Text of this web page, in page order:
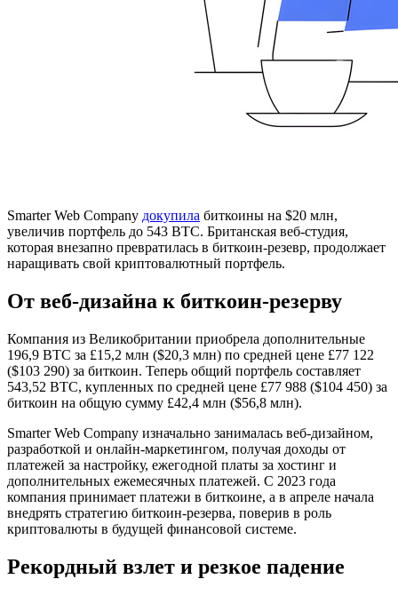
Smarter Web Company докупила биткоины на $20 млн,
увеличив портфель до 543 BTC. Британская веб-студия,
которая внезапно превратилась в биткоин-резевр, продолжает
наращивать свой криптовалютный портфель.
От веб-дизайна к биткоин-резерву
Компания из Великобритании приобрела дополнительные
196,9 BTC за £15,2 млн ($20,3 млн) по средней цене £77 122
($103 290) за биткоин. Теперь общий портфель составляет
543,52 BTC, купленных по средней цене £77 988 ($104 450) за
биткоин на общую сумму £42,4 млн ($56,8 млн).
Smarter Web Company изначально занималась веб-дизайном,
разработкой и онлайн-маркетингом, получая доходы от
платежей за настройку, ежегодной платы за хостинг и
дополнительных ежемесячных платежей. С 2023 года
компания принимает платежи в биткоине, а в апреле начала
внедрять стратегию биткоин-резерва, поверив в роль
криптовалюты в будущей финансовой системе.
Рекордный взлет и резкое падение